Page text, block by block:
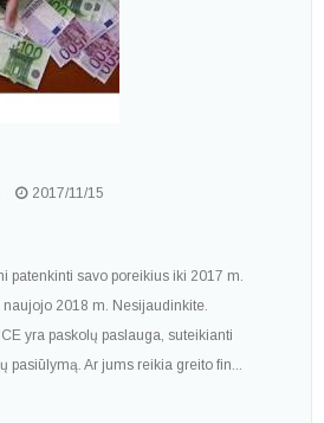
2017/11/15
patenkinti savo poreikius iki 2017 m.
naujojo 2018 m. Nesijaudinkite.
yra paskolų paslauga, suteikianti
pasiūlymą. Ar jums reikia greito fin...